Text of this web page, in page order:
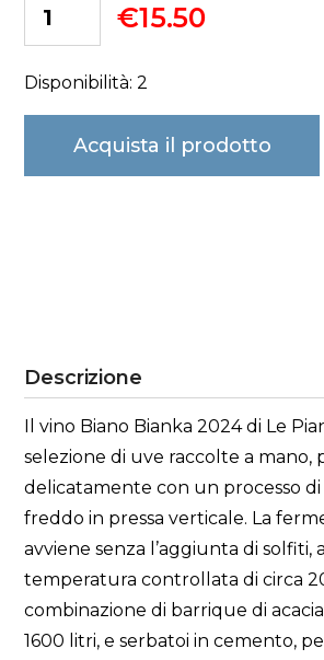
€15.50
Disponibilità: 2
Acquista il prodotto
Descrizione
Il vino Biano Bianka 2024 di Le
selezione di uve raccolte a mano,
delicatamente con un processo
freddo in pressa verticale. La
avviene senza l’aggiunta di solfiti,
temperatura controllata di circa
combinazione di barrique di
1600 litri, e serbatoi in cemento,